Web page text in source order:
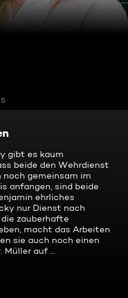
gibt es kaum
beide den Wehrdienst
noch gemeinsam im
anfangen, sind beide
ehrliches
nur Dienst nach
zauberhafte
macht das Arbeiten
sie auch noch einen
Müller auf ...